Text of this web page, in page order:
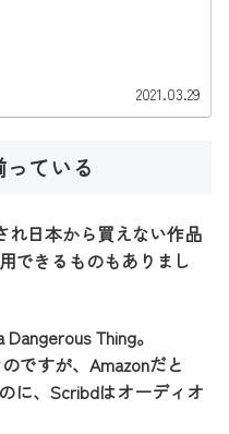
2021.03.29
ている
れ日本から買えない作品
できるものもありまし
Thing。
ですが、Amazonだと
に、Scribdはオーディオ